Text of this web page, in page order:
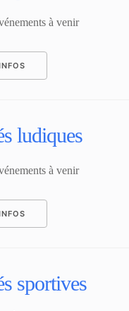
à venir
ludiques
à venir
sportives